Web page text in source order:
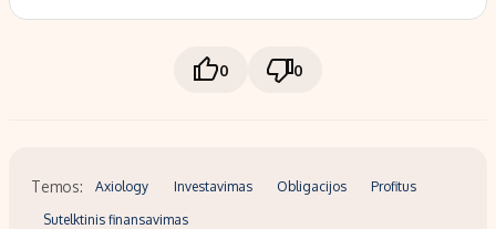
0 0
Temos: Axiology Investavimas Obligacijos Profitus
Sutelktinis finansavimas